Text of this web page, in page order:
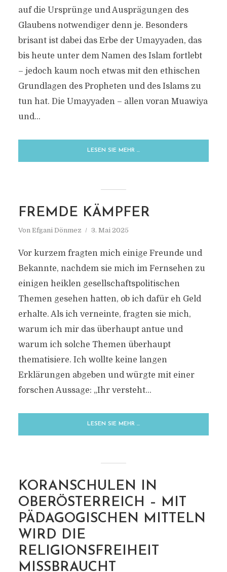
auf die Ursprünge und Ausprägungen des
Glaubens notwendiger denn je. Besonders
brisant ist dabei das Erbe der Umayyaden, das
bis heute unter dem Namen des Islam fortlebt
– jedoch kaum noch etwas mit den ethischen
Grundlagen des Propheten und des Islams zu
tun hat. Die Umayyaden – allen voran Muawiya
und...
LESEN SIE MEHR …
FREMDE KÄMPFER
Von Efgani Dönmez 3. Mai 2025
Vor kurzem fragten mich einige Freunde und
Bekannte, nachdem sie mich im Fernsehen zu
einigen heiklen gesellschaftspolitischen
Themen gesehen hatten, ob ich dafür eh Geld
erhalte. Als ich verneinte, fragten sie mich,
warum ich mir das überhaupt antue und
warum ich solche Themen überhaupt
thematisiere. Ich wollte keine langen
Erklärungen abgeben und würgte mit einer
forschen Aussage: „Ihr versteht...
LESEN SIE MEHR …
KORANSCHULEN IN
OBERÖSTERREICH – MIT
PÄDAGOGISCHEN MITTELN
WIRD DIE
RELIGIONSFREIHEIT
MISSBRAUCHT